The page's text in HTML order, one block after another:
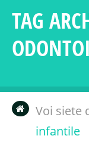
TAG
Voi siete
infantile